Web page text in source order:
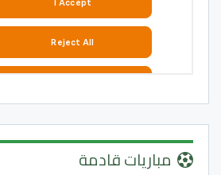
مباريات قادمة